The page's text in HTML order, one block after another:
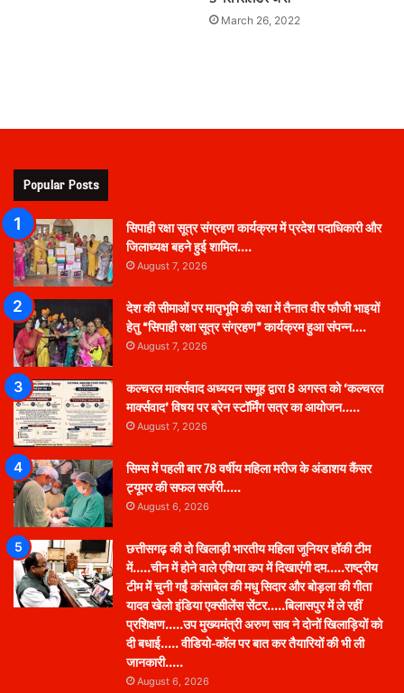
March 26, 2022
Popular Posts
सिपाही रक्षा सूत्र संग्रहण कार्यक्रम में प्रदेश पदाधिकारी और
जिलाध्यक्ष बहने हुई शामिल….
August 7, 2026
देश की सीमाओं पर मातृभूमि की रक्षा में तैनात वीर फौजी भाइयों
हेतु “सिपाही रक्षा सूत्र संग्रहण” कार्यक्रम हुआ संपन्न….
August 7, 2026
कल्चरल मार्क्सवाद अध्ययन समूह द्वारा 8 अगस्त को ‘कल्चरल
मार्क्सवाद’ विषय पर ब्रेन स्टॉर्मिंग सत्र का आयोजन…..
August 7, 2026
सिम्स में पहली बार 78 वर्षीय महिला मरीज के अंडाशय कैंसर
ट्यूमर की सफल सर्जरी…..
August 6, 2026
छत्तीसगढ़ की दो खिलाड़ी भारतीय महिला जूनियर हॉकी टीम
में…..चीन में होने वाले एशिया कप में दिखाएंगी दम…..राष्ट्रीय
टीम में चुनी गईं कांसाबेल की मधु सिदार और बोड़ला की गीता
यादव खेलो इंडिया एक्सीलेंस सेंटर…..बिलासपुर में ले रहीं
प्रशिक्षण…..उप मुख्यमंत्री अरुण साव ने दोनों खिलाड़ियों को
दी बधाई….. वीडियो-कॉल पर बात कर तैयारियों की भी ली
जानकारी…..
August 6, 2026